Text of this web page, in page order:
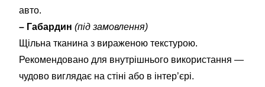
авто.
– Габардин (під замовлення)
Щільна тканина з вираженою текстурою.
Рекомендовано для внутрішнього використання —
чудово виглядає на стіні або в інтер’єрі.